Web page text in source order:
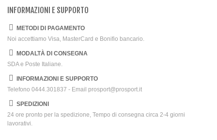
INFORMAZIONI E SUPPORTO
METODI DI PAGAMENTO
Noi accettiamo Visa, MasterCard e Bonifio bancario.
MODALTÀ DI CONSEGNA
SDA e Poste Italiane.
INFORMAZIONI E SUPPORTO
Telefono 0444.301837 - Email prosport@prosport.it
SPEDIZIONI
24 ore pronto per la spedizione, Tempo di consegna circa 2-4 giorni
lavorativi.